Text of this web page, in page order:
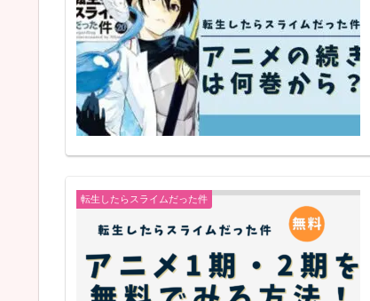
転生したらスライムだった件